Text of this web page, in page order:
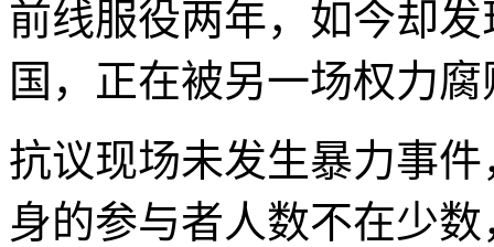
前线服役两年，如今却
国，正在被另一场权力
抗议现场未发生暴力事
身的参与者人数不在少